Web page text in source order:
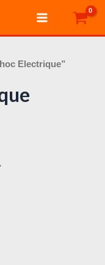
Main
Menu
Electrique”